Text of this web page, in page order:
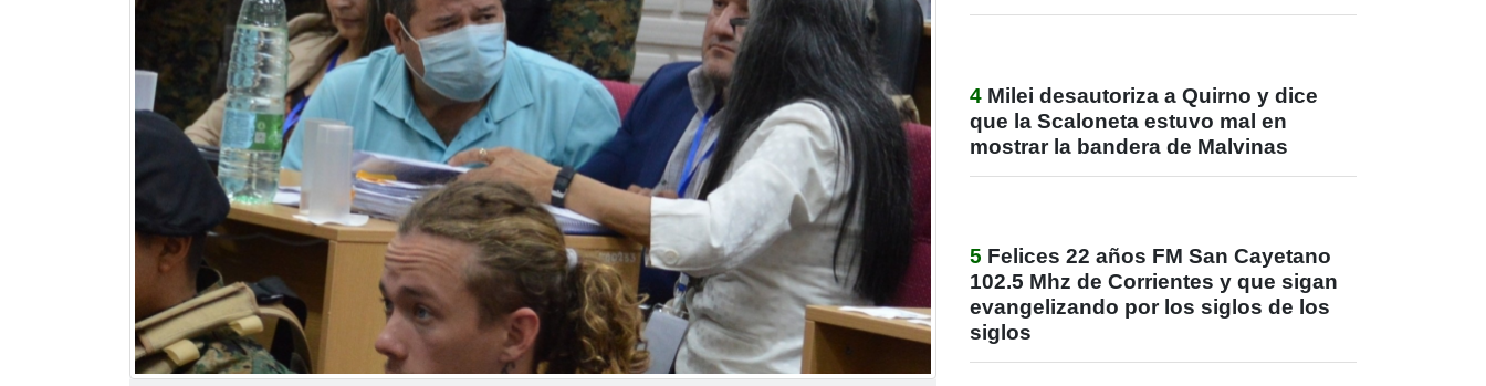
4 Milei desautoriza a Quirno y dice
que la Scaloneta estuvo mal en
mostrar la bandera de Malvinas
5 Felices 22 años FM San Cayetano
102.5 Mhz de Corrientes y que sigan
evangelizando por los siglos de los
siglos